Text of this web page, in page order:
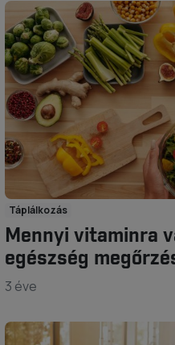
Táplálkozás
Mennyi vitaminra
egészség
3 éve